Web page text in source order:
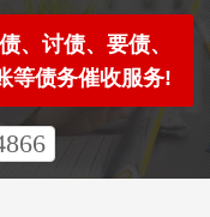
、讨债、要债、
等债务催收服务!